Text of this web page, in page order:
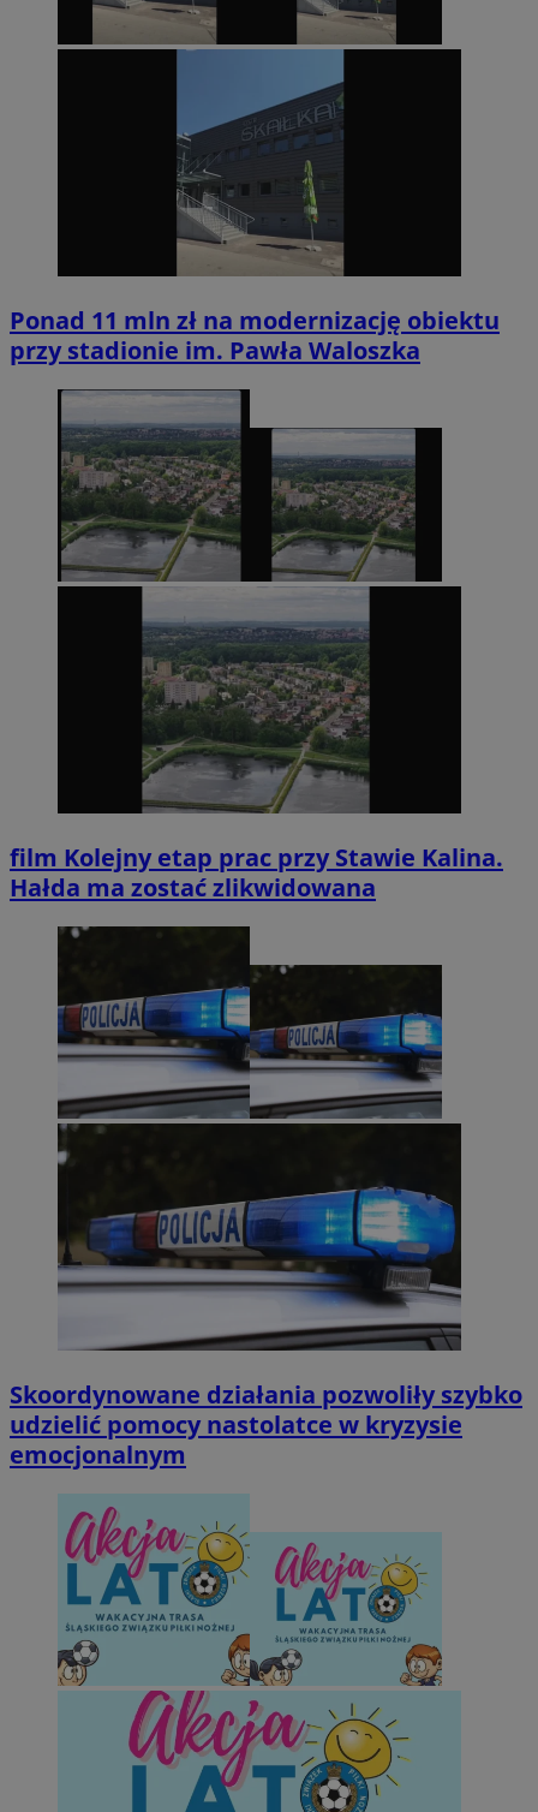
Ponad 11 mln zł na modernizację obiektu
przy stadionie im. Pawła Waloszka
film Kolejny etap prac przy Stawie Kalina.
Hałda ma zostać zlikwidowana
Skoordynowane działania pozwoliły szybko
udzielić pomocy nastolatce w kryzysie
emocjonalnym